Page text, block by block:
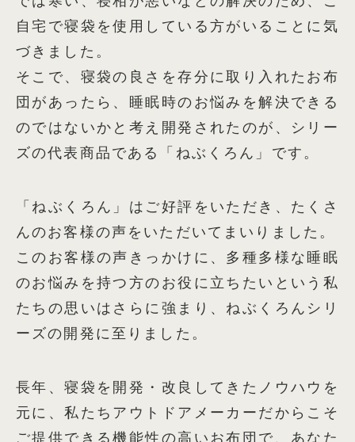
自宅で寝袋を使用している方がいることに気
づきました。
そこで、寝袋の良さを存分に取り入れたお布
団があったら、睡眠時のお悩みを解決できる
のではないかと考え開発されたのが、シリー
ズの代表商品である「ねぶくろん」です。
「ねぶくろん」はご好評をいただき、たくさ
んのお客様の声をいただいてまいりました。
このお客様の声きっかけに、多種多様な睡眠
のお悩みを持つ方のお役に立ちたいという私
たちの思いはさらに強まり、ねぶくろんシリ
ーズの開発に至りました。
長年、寝袋を開発・改良してきたノウハウを
元に、私たちアウトドアメーカーだからこそ
ご提供できる機能性の高いお布団で、あなた